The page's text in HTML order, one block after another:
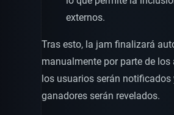
externos.
Tras esto, la jam finalizará
manualmente por parte de los
los usuarios serán notificados
ganadores serán revelados.